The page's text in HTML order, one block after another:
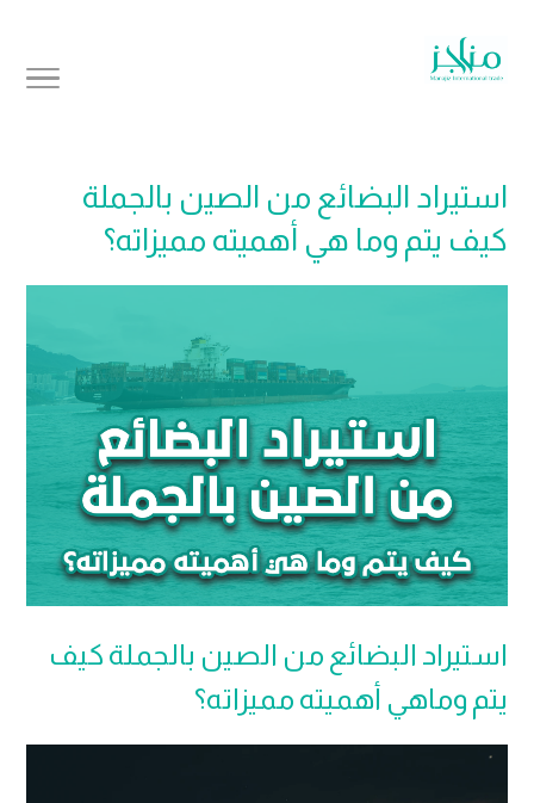
استيراد البضائع من الصين بالجملة
كيف يتم وما هي أهميته مميزاته؟
استيراد البضائع من الصين بالجملة كيف
يتم وماهي أهميته مميزاته؟